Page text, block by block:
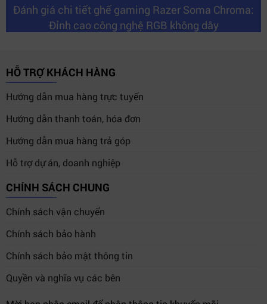
Đánh giá chi tiết ghế gaming Razer Soma Chroma:
Đỉnh cao công nghệ RGB không dây
HỖ TRỢ KHÁCH HÀNG
Hướng dẫn mua hàng trực tuyến
Hướng dẫn thanh toán, hóa đơn
Hướng dẫn mua hàng trả góp
Hỗ trợ dự án, doanh nghiệp
CHÍNH SÁCH CHUNG
Chính sách vận chuyển
Chính sách bảo hành
Chính sách bảo mật thông tin
Quyền và nghĩa vụ các bên